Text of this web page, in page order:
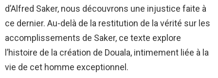
d’Alfred Saker, nous découvrons une injustice faite à
ce dernier. Au-delà de la restitution de la vérité sur les
accomplissements de Saker, ce texte explore
l’histoire de la création de Douala, intimement liée à la
vie de cet homme exceptionnel.